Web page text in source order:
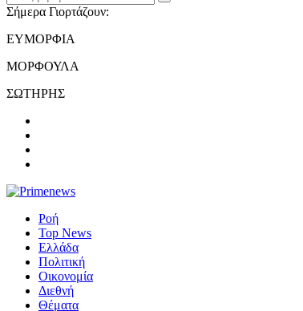
Σήμερα Γιορτάζουν:
ΕΥΜΟΡΦΙΑ
ΜΟΡΦΟΥΛΑ
ΣΩΤΗΡΗΣ
Ροή
Top News
Ελλάδα
Πολιτική
Οικονομία
Διεθνή
Θέματα